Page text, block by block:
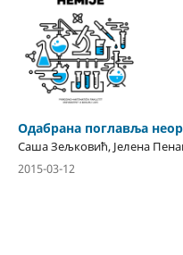
Одабрана поглавља
Саша Зељковић, Јелена
2015-03-12